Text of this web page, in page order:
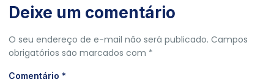
Deixe um comentário
O seu endereço de e-mail não será publicado. Campos
obrigatórios são marcados com *
Comentário *